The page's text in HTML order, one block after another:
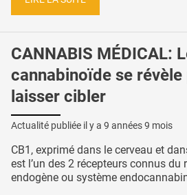
CANNABIS MÉDICAL:
cannabinoïde se
laisser cibler
Actualité publiée il y a 9 années 9 mois
CB1, exprimé dans le cerveau et
est l’un des 2 récepteurs connus
endogène ou système